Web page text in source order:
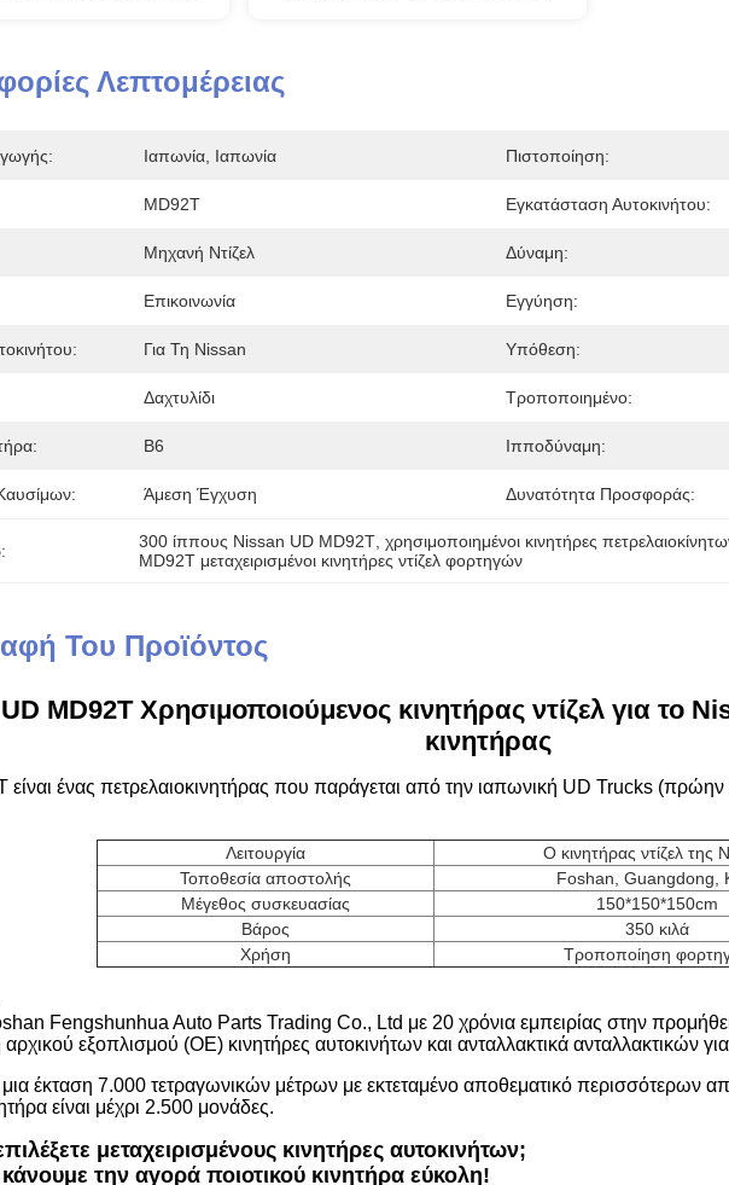
Λεπτομέρειας
Ιαπωνία, Ιαπωνία Πιστοποίηση:
MD92T Εγκατάσταση Αυτοκινήτου:
Μηχανή Ντίζελ Δύναμη:
Επικοινωνία Εγγύηση:
Για Τη Nissan Υπόθεση:
Δαχτυλίδι Τροποποιημένο:
Β6 Ιπποδύναμη:
Άμεση Έγχυση Δυνατότητα Προσφοράς:
300 ίππους Nissan UD MD92T, χρησιμοποιημένοι κινητήρες
MD92T μεταχειρισμένοι κινητήρες ντίζελ φορτηγών
Του Προϊόντος
MD92T Χρησιμοποιούμενος κινητήρας ντίζελ για το
κινητήρας
ένας πετρελαιοκινητήρας που παράγεται από την ιαπωνική UD Trucks
Λειτουργία
Ο κινητήρας ντίζελ της
Τοποθεσία αποστολής
Foshan, Guangdong,
Μέγεθος συσκευασίας
150*150*150cm
Βάρος
350 κιλά
Χρήση
Τροποποίηση
Fengshunhua Auto Parts Trading Co., Ltd με 20 χρόνια εμπειρίας στην
εξοπλισμού (OE) κινητήρες αυτοκινήτων και ανταλλακτικά ανταλλακτικών
έκταση 7.000 τετραγωνικών μέτρων με εκτεταμένο αποθεματικό περισσότερων
είναι μέχρι 2.500 μονάδες.
μεταχειρισμένους κινητήρες αυτοκινήτων;
κάνουμε την αγορά ποιοτικού κινητήρα εύκολη!